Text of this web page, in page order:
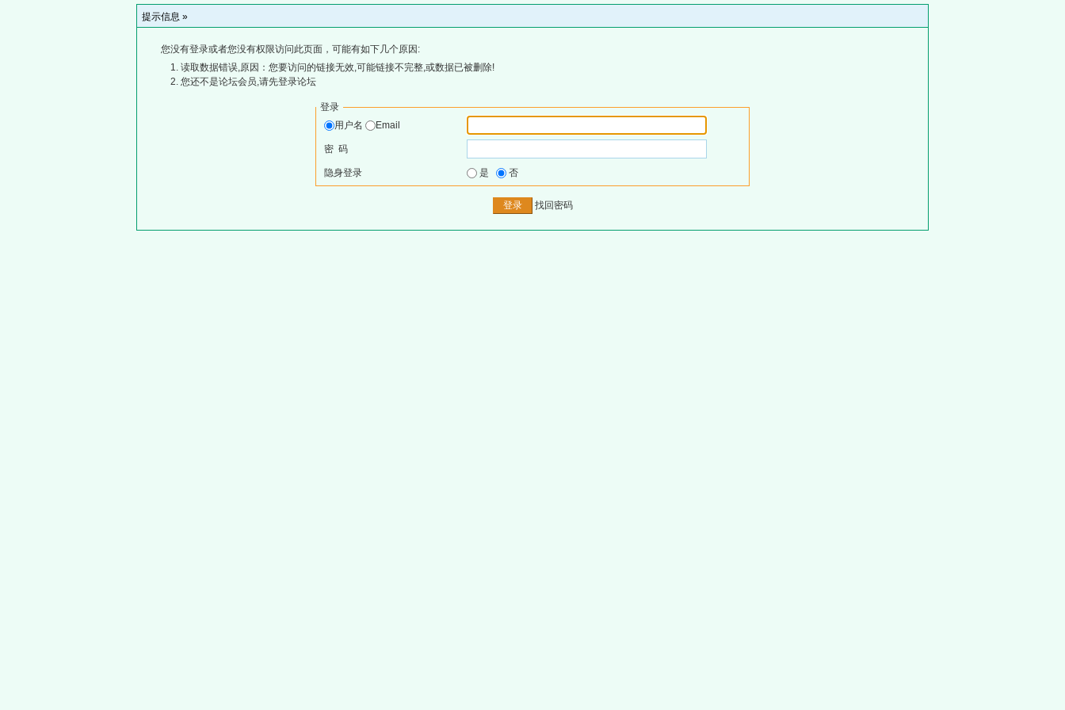
提示信息 »
您没有登录或者您没有权限访问此页面，可能有如下几个原因:
读取数据错误,原因：您要访问的链接无效,可能链接不完整,或数据已被删除!
您还不是论坛会员,请先登录论坛
登录
用户名
Email
密 码
隐身登录 是 否
找回密码